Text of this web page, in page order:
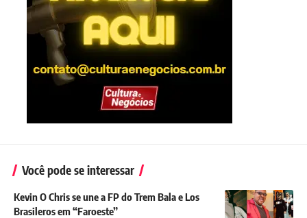
Você pode se interessar
Kevin O Chris se une a FP do Trem Bala e Los
Brasileros em “Faroeste”